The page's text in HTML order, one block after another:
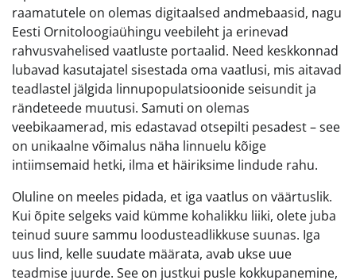
raamatutele on olemas digitaalsed andmebaasid, nagu
Eesti Ornitoloogiaühingu veebileht ja erinevad
rahvusvahelised vaatluste portaalid. Need keskkonnad
lubavad kasutajatel sisestada oma vaatlusi, mis aitavad
teadlastel jälgida linnupopulatsioonide seisundit ja
rändeteede muutusi. Samuti on olemas
veebikaamerad, mis edastavad otsepilti pesadest – see
on unikaalne võimalus näha linnuelu kõige
intiimsemaid hetki, ilma et häiriksime lindude rahu.
Oluline on meeles pidada, et iga vaatlus on väärtuslik.
Kui õpite selgeks vaid kümme kohalikku liiki, olete juba
teinud suure sammu loodusteadlikkuse suunas. Iga
uus lind, kelle suudate määrata, avab ukse uue
teadmise juurde. See on justkui pusle kokkupanemine,